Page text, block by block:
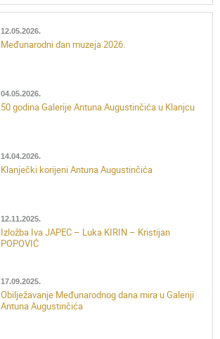
12.05.2026.
Međunarodni dan muzeja 2026.
04.05.2026.
50 godina Galerije Antuna Augustinčića u Klanjcu
14.04.2026.
Klanječki korijeni Antuna Augustinčića
12.11.2025.
Izložba Iva JAPEC – Luka KIRIN – Kristijan
POPOVIĆ
17.09.2025.
Obilježavanje Međunarodnog dana mira u Galeriji
Antuna Augustinčića